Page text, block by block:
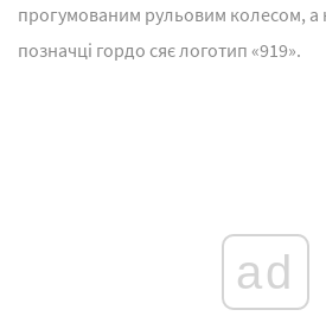
прогумованим рульовим колесом, а
позначці гордо сяє логотип «919».
ad